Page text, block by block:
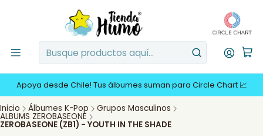
Apoya desde Chile! Tus álbumes suman para Circle Chart 📈
Inicio Álbumes K-Pop Grupos Masculinos
ALBUMS ZEROBASEONE
ZEROBASEONE (ZB1) - YOUTH IN THE SHADE